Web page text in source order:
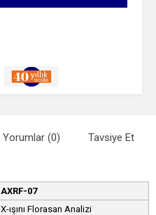
Yorumlar (0) Tavsiye Et
AXRF-07
X-ışını Florasan Analizi